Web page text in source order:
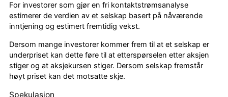
For investorer som gjør en fri kontaktstrømsanalyse
estimerer de verdien av et selskap basert på nåværende
inntjening og estimert fremtidig vekst.
Dersom mange investorer kommer frem til at et selskap er
underpriset kan dette føre til at etterspørselen etter aksjen
stiger og at aksjekursen stiger. Dersom selskap fremstår
høyt priset kan det motsatte skje.
Spekulasjon